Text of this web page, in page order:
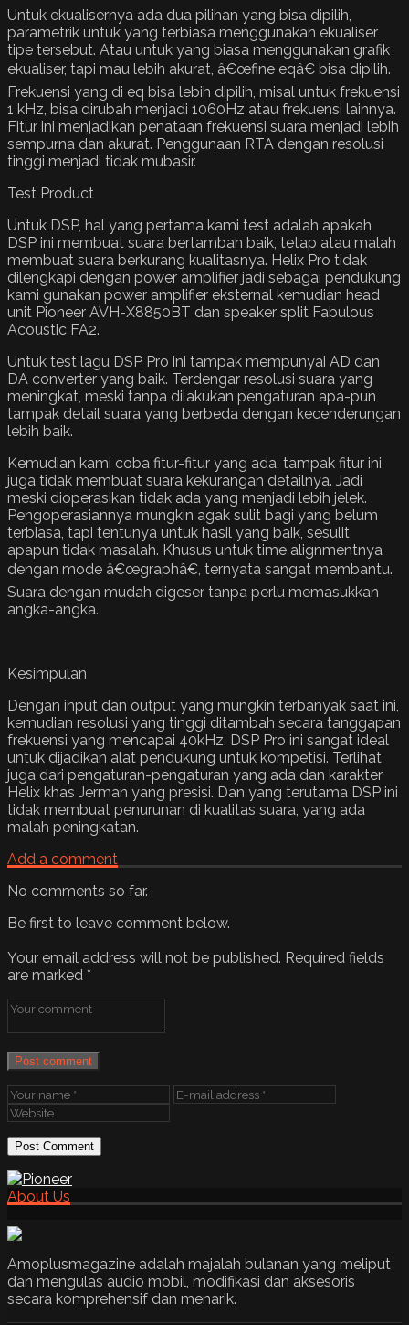
Untuk ekualisernya ada dua pilihan yang bisa dipilih,
parametrik untuk yang terbiasa menggunakan ekualiser
tipe tersebut. Atau untuk yang biasa menggunakan grafik
ekualiser, tapi mau lebih akurat, â€œfine eqâ€ bisa dipilih.
Frekuensi yang di eq bisa lebih dipilih, misal untuk frekuensi
1 kHz, bisa dirubah menjadi 1060Hz atau frekuensi lainnya.
Fitur ini menjadikan penataan frekuensi suara menjadi lebih
sempurna dan akurat. Penggunaan RTA dengan resolusi
tinggi menjadi tidak mubasir.
Test Product
Untuk DSP, hal yang pertama kami test adalah apakah
DSP ini membuat suara bertambah baik, tetap atau malah
membuat suara berkurang kualitasnya. Helix Pro tidak
dilengkapi dengan power amplifier jadi sebagai pendukung
kami gunakan power amplifier eksternal kemudian head
unit Pioneer AVH-X8850BT dan speaker split Fabulous
Acoustic FA2.
Untuk test lagu DSP Pro ini tampak mempunyai AD dan
DA converter yang baik. Terdengar resolusi suara yang
meningkat, meski tanpa dilakukan pengaturan apa-pun
tampak detail suara yang berbeda dengan kecenderungan
lebih baik.
Kemudian kami coba fitur-fitur yang ada, tampak fitur ini
juga tidak membuat suara kekurangan detailnya. Jadi
meski dioperasikan tidak ada yang menjadi lebih jelek.
Pengoperasiannya mungkin agak sulit bagi yang belum
terbiasa, tapi tentunya untuk hasil yang baik, sesulit
apapun tidak masalah. Khusus untuk time alignmentnya
dengan mode â€œgraphâ€, ternyata sangat membantu.
Suara dengan mudah digeser tanpa perlu memasukkan
angka-angka.
Kesimpulan
Dengan input dan output yang mungkin terbanyak saat ini,
kemudian resolusi yang tinggi ditambah secara tanggapan
frekuensi yang mencapai 40kHz, DSP Pro ini sangat ideal
untuk dijadikan alat pendukung untuk kompetisi. Terlihat
juga dari pengaturan-pengaturan yang ada dan karakter
Helix khas Jerman yang presisi. Dan yang terutama DSP ini
tidak membuat penurunan di kualitas suara, yang ada
malah peningkatan.
Add a comment
No comments so far.
Be first to leave comment below.
Your email address will not be published. Required fields
are marked *
Post comment
About Us
Amoplusmagazine adalah majalah bulanan yang meliput
dan mengulas audio mobil, modifikasi dan aksesoris
secara komprehensif dan menarik.